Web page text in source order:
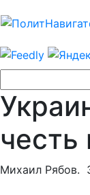
Михаил Рябов.